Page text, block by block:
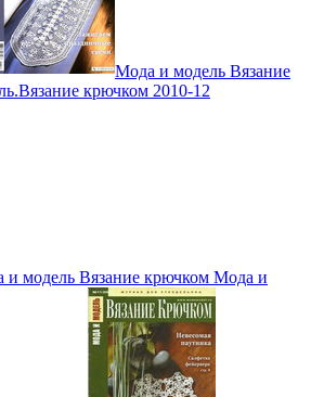
Мода и модель Вязание
крючком 2010-12
и модель Вязание крючком Мода и